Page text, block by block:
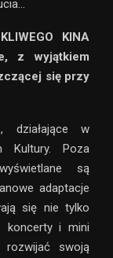
KINA
z wyjątkiem
się przy
działające w
Kultury. Poza
są
adaptacje
się nie tylko
koncerty i mini
rozwijać swoją